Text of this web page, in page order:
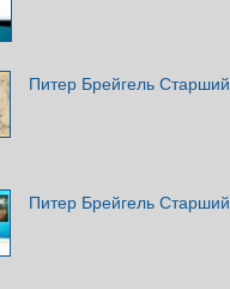
Питер Брейгель Старший
Питер Брейгель Старший